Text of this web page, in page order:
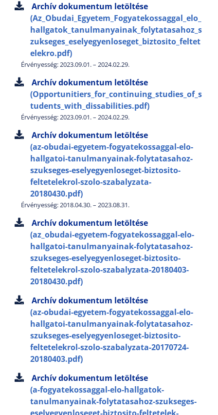
Archív dokumentum letöltése
(Az_Obudai_Egyetem_Fogyatekossaggal_elo_
hallgatok_tanulmanyainak_folytatasahoz_s
zukseges_eselyegyenloseget_biztosito_feltet
elekro.pdf)
Érvényesség: 2023.09.01. – 2024.02.29.
Archív dokumentum letöltése
(Opportunitiers_for_continuing_studies_of_s
tudents_with_dissabilities.pdf)
Érvényesség: 2023.09.01. – 2024.02.29.
Archív dokumentum letöltése
(az-obudai-egyetem-fogyatekossaggal-elo-
hallgatoi-tanulmanyainak-folytatasahoz-
szukseges-eselyegyenloseget-biztosito-
feltetelekrol-szolo-szabalyzata-
20180430.pdf)
Érvényesség: 2018.04.30. – 2023.08.31.
Archív dokumentum letöltése
(az_obudai-egyetem-fogyatekossaggal-elo-
hallgatoi-tanulmanyainak-folytatasahoz-
szukseges-eselyegyenloseget-biztosito-
feltetelekrol-szolo-szabalyzata-20180403-
20180430.pdf)
Archív dokumentum letöltése
(az-obudai-egyetem-fogyatekossaggal-elo-
hallgatoi-tanulmanyainak-folytatasahoz-
szukseges-eselyegyenloseget-biztosito-
feltetelekrol-szolo-szabalyzata-20170724-
20180403.pdf)
Archív dokumentum letöltése
(a-fogyatekossaggal-elo-hallgatok-
tanulmanyainak-folytatasahoz-szukseges-